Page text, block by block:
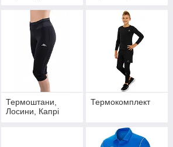
Термоштани,
Лосини, Капрі
Термокомплект